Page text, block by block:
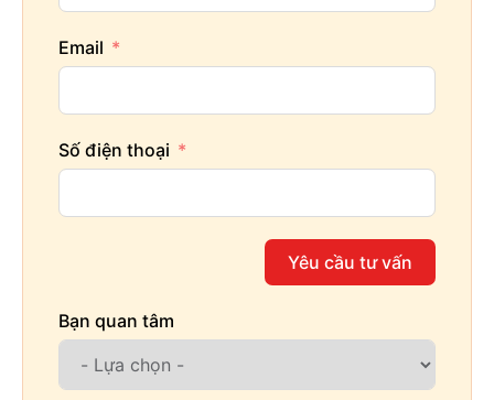
Email
Số điện thoại
Yêu cầu tư vấn
Bạn quan tâm